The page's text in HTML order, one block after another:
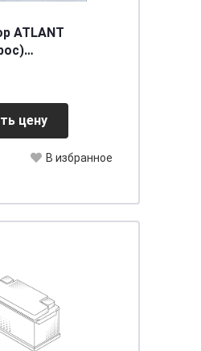
ATLANT
цену
В избранное